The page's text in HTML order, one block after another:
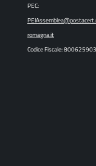
PEC:
romagna.it
Codice Fiscale: